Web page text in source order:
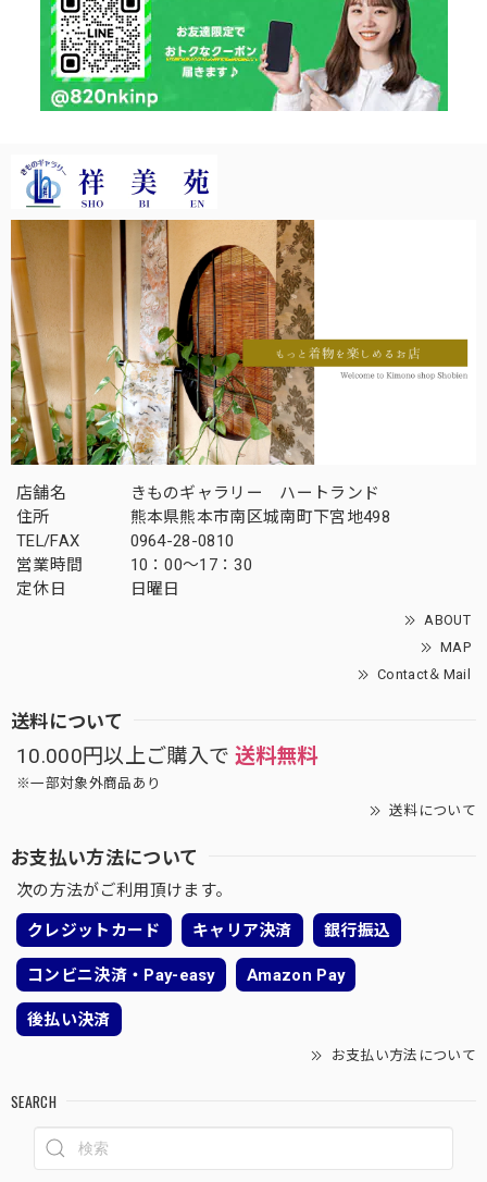
店舗名
きものギャラリー ハートランド
住所
熊本県熊本市南区城南町下宮地498
TEL/FAX
0964-28-0810
営業時間
10：00～17：30
定休日
日曜日
ABOUT
MAP
Contact＆Mail
送料について
10.000円以上ご購入で 送料無料
※一部対象外商品あり
送料について
お支払い方法について
次の方法がご利用頂けます。
クレジットカード キャリア決済 銀行振込
コンビニ決済・Pay-easy Amazon Pay
後払い決済
お支払い方法について
SEARCH